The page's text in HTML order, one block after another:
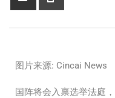
图片来源: Cincai News
国阵将会入禀选举法庭